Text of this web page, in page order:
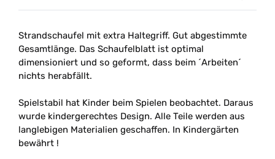
Strandschaufel mit extra Haltegriff. Gut abgestimmte
Gesamtlänge. Das Schaufelblatt ist optimal
dimensioniert und so geformt, dass beim ´Arbeiten´
nichts herabfällt.
Spielstabil hat Kinder beim Spielen beobachtet. Daraus
wurde kindergerechtes Design. Alle Teile werden aus
langlebigen Materialien geschaffen. In Kindergärten
bewährt !